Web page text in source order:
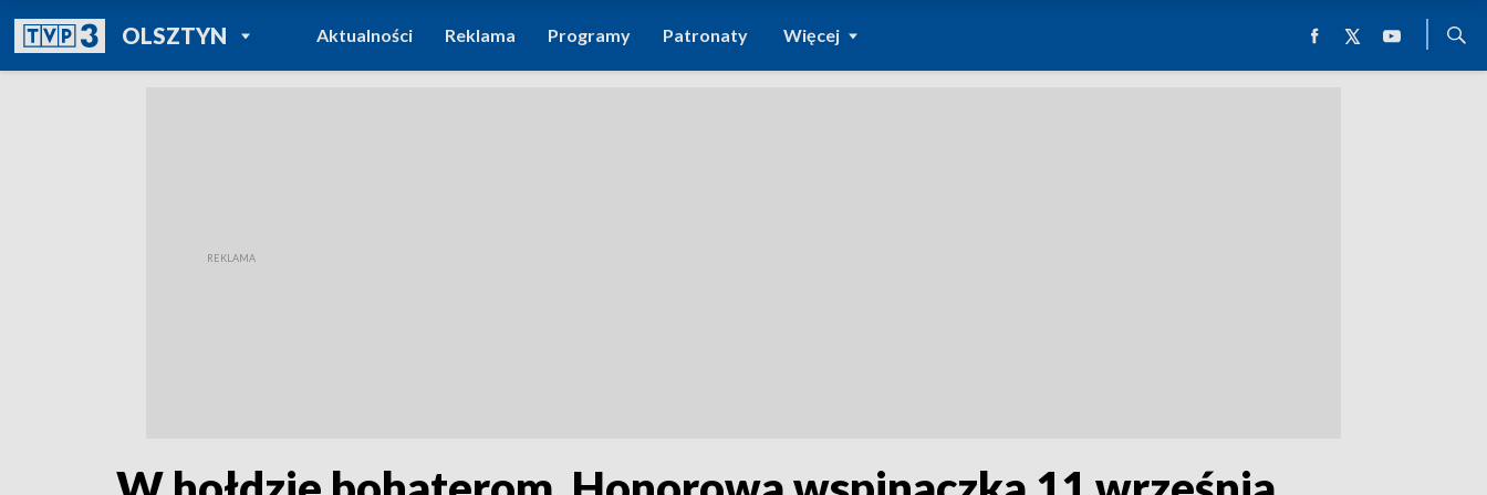
OLSZTYNPOWRÓT DO
TVP REGIONY
Aktualności Reklama Programy Patronaty Więcej